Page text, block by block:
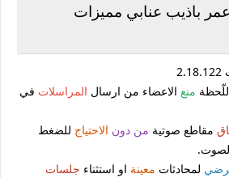
باذيب عنابي مميزات
منع الاعضاء من ارسال المراسلات في
مقاطع صوتية من دون الاحتياج للضغط
لمحادثات معينة او استثناء جلسات